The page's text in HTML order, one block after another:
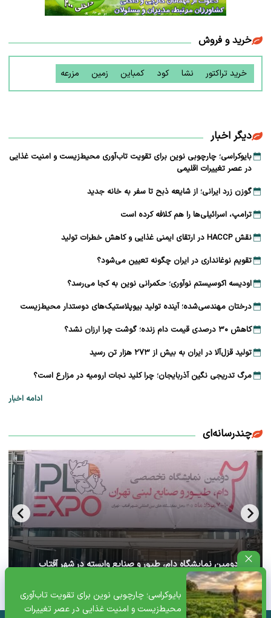
بایوکراسی؛ چارچوبی نوین برای تقویت تاب‌آوری
محیط‌زیست و امنیت غذایی در عصر تغییرات
خرید و فروش
خرید تراکتور نشا کود کمباین زمین مزرعه
دیگر اخبار
بایوکراسی؛ چارچوبی نوین برای تقویت تاب‌آوری محیط‌زیست و امنیت غذایی
در عصر تغییرات اقلیمی
گوزن زرد ایرانی؛ از شایعه ذبح تا سفر به خانه جدید
ترامپ، اسرائیلی‌ها را هم کلافه کرده است
نقش HACCP در ارتقای ایمنی غذایی و کاهش خطرات تولید
تقویم نوغانداری در ایران چگونه تعیین می‌شود؟
اودیسه اکوسیستم نوآوری؛ حکمرانی نوین به کجا می‌رسد؟
درختان مهندسی‌شده؛ آینده تولید بیوپلاستیک‌های دوستدار محیط‌زیست
کاهش ۳۰ درصدی قیمت دام زنده؛ گوشت چرا ارزان نشد؟
تولید قزل‌آلا در ایران به بیش از ۲۷۳ هزار تن رسید
مرگ تدریجی نگین آذربایجان؛ چرا کلید نجات ارومیه در مزارع است؟
ادامه اخبار
چندرسانه‌ای
آغاز دومین نمایشگاه دام، طیور و صنایع وابسته در شهر آفتاب
تهران+ ویدئو